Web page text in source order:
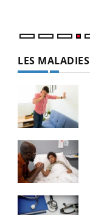
LES MALADIES